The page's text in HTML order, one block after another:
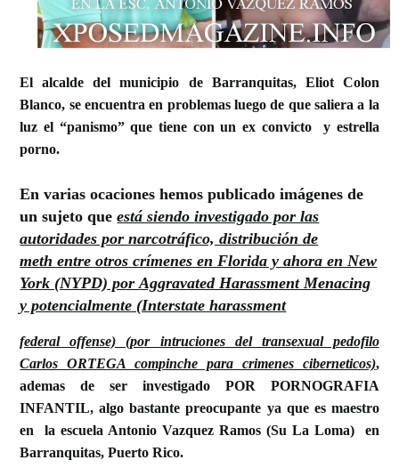
El alcalde del municipio de Barranquitas, Eliot Colon
Blanco, se encuentra en problemas luego de que saliera a la
luz el “panismo” que tiene con un ex convicto y estrella
porno.
En varias ocaciones hemos publicado imágenes de
un sujeto queestá siendoinvestigado por las
autoridades por narcotráfico, distribución de
methentre otros crímenes en Florida y ahora en New
York (NYPD) porAggravated Harassment Menacing
y potencialmente (Interstate harassment
federal offense) (por intruciones del transexual pedofilo
Carlos ORTEGA compinche para crimenes ciberneticos),
ademas de ser investigado POR PORNOGRAFIA
INFANTIL, algo bastante preocupante ya que es maestro
en laescuela Antonio Vazquez Ramos (Su La Loma) en
Barranquitas, Puerto Rico.